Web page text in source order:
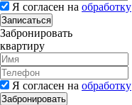
Я согласен на обработку
Записаться
Забронировать
квартиру
Я согласен на обработку
Забронировать